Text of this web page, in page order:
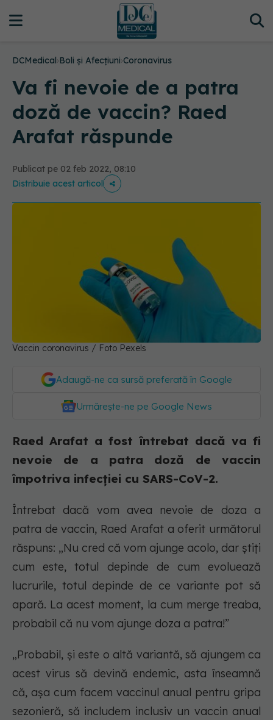
DCMedical›Boli și Afecțiuni›Coronavirus
Va fi nevoie de a patra
doză de vaccin? Raed
Arafat răspunde
Publicat pe 02 feb 2022, 08:10
Distribuie acest articol
Vaccin coronavirus / Foto Pexels
Adaugă-ne ca sursă preferată în Google
Urmărește-ne pe Google News
Raed Arafat a fost întrebat dacă va fi
nevoie de a patra doză de vaccin
împotriva infecției cu SARS-CoV-2.
Întrebat dacă vom avea nevoie de doza a
patra de vaccin, Raed Arafat a oferit următorul
răspuns: „Nu cred că vom ajunge acolo, dar știți
cum este, totul depinde de cum evoluează
lucrurile, totul depinde de ce variante pot să
apară. La acest moment, la cum merge treaba,
probabil că nu vom ajunge doza a patra!”
„Probabil, și este o altă variantă, să ajungem ca
acest virus să devină endemic, asta înseamnă
că, așa cum facem vaccinul anual pentru gripa
sezonieră, să includem inclusiv un vaccin anual